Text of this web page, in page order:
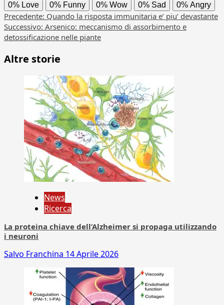
0% Love 0% Funny 0% Wow 0% Sad 0% Angry
Navigazione
articolo
Precedente: Quando la risposta immunitaria e’ piu’ devastante
Successivo: Arsenico: meccanismo di assorbimento e
detossificazione nelle piante
Altre storie
News
Ricerca
La proteina chiave dell’Alzheimer si propaga utilizzando
i neuroni
Salvo Franchina 14 Aprile 2026